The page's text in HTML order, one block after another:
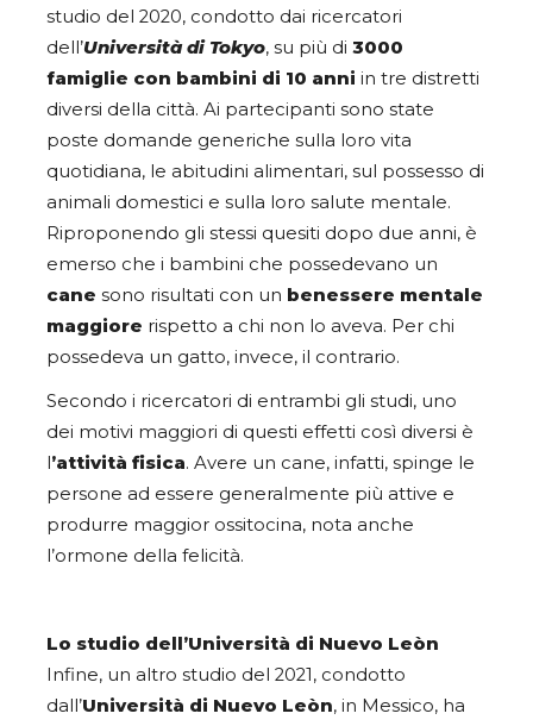
studio del 2020, condotto dai ricercatori
dell’Università di Tokyo, su più di 3000
famiglie con bambini di 10 anni in tre distretti
diversi della città. Ai partecipanti sono state
poste domande generiche sulla loro vita
quotidiana, le abitudini alimentari, sul possesso di
animali domestici e sulla loro salute mentale.
Riproponendo gli stessi quesiti dopo due anni, è
emerso che i bambini che possedevano un
cane sono risultati con un benessere mentale
maggiore rispetto a chi non lo aveva. Per chi
possedeva un gatto, invece, il contrario.
Secondo i ricercatori di entrambi gli studi, uno
dei motivi maggiori di questi effetti così diversi è
l’attività fisica. Avere un cane, infatti, spinge le
persone ad essere generalmente più attive e
produrre maggior ossitocina, nota anche
l’ormone della felicità.
Lo studio dell’Università di Nuevo Leòn
Infine, un altro studio del 2021, condotto
dall’Università di Nuevo Leòn, in Messico, ha